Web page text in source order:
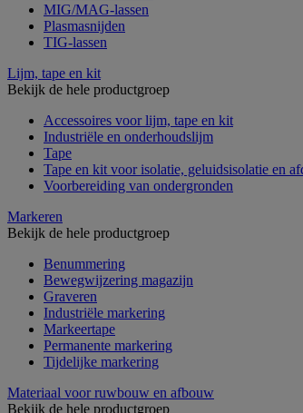
MIG/MAG-lassen
Plasmasnijden
TIG-lassen
Lijm, tape en kit
Bekijk de hele productgroep
Accessoires voor lijm, tape en kit
Industriële en onderhoudslijm
Tape
Tape en kit voor isolatie, geluidsisolatie en
Voorbereiding van ondergronden
Markeren
Bekijk de hele productgroep
Benummering
Bewegwijzering magazijn
Graveren
Industriële markering
Markeertape
Permanente markering
Tijdelijke markering
Materiaal voor ruwbouw en afbouw
Bekijk de hele productgroep